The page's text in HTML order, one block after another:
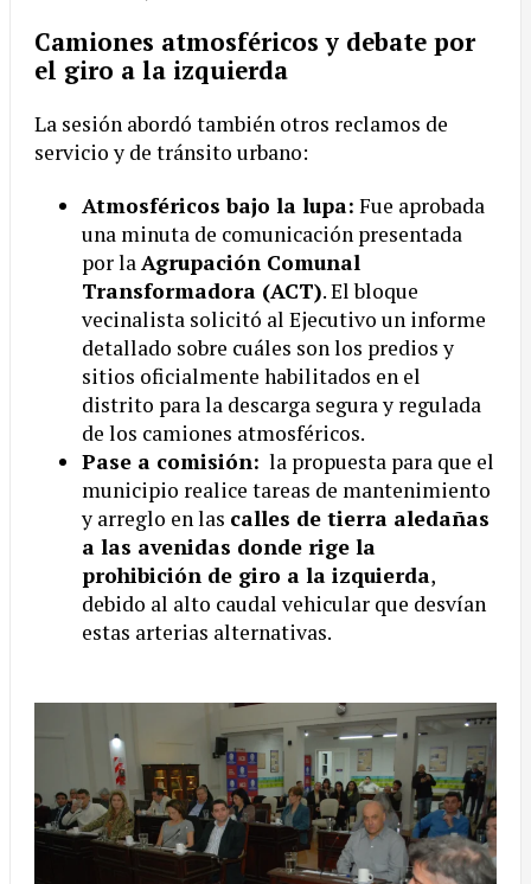
Camiones atmosféricos y debate por
el giro a la izquierda
La sesión abordó también otros reclamos de
servicio y de tránsito urbano:
Atmosféricos bajo la lupa: Fue aprobada
una minuta de comunicación presentada
por laAgrupación Comunal
Transformadora (ACT). El bloque
vecinalista solicitó al Ejecutivo un informe
detallado sobre cuáles son los predios y
sitios oficialmente habilitados en el
distrito para la descarga segura y regulada
de los camiones atmosféricos.
Pase a comisión: la propuesta para que el
municipio realice tareas de mantenimiento
y arreglo en las calles de tierra aledañas
a las avenidas donde rige la
prohibición de giro a la izquierda,
debido al alto caudal vehicular que desvían
estas arterias alternativas.